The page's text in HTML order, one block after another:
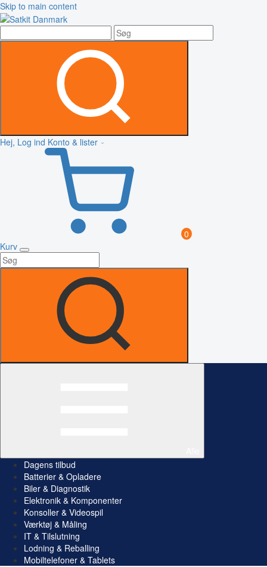
Skip to main content
Hej, Log ind Konto & lister
0
Kurv
Dagens tilbud
Batterier & Opladere
Biler & Diagnostik
Elektronik & Komponenter
Konsoller & Videospil
Værktøj & Måling
IT & Tilslutning
Lodning & Reballing
Mobiltelefoner & Tablets